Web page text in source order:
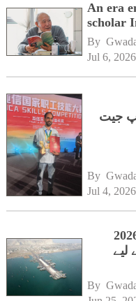
An era
scholar
By
Jul 6, 2026
جیت
By
Jul 4, 2026
سے فنانس بل 27-2026
لیے
By